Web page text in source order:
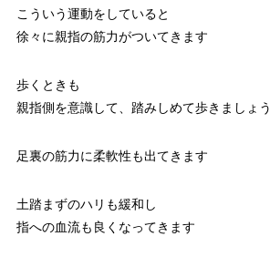
こういう運動をしていると
徐々に親指の筋力がついてきます
歩くときも
親指側を意識して、踏みしめて歩きましょう
足裏の筋力に柔軟性も出てきます
土踏まずのハリも緩和し
指への血流も良くなってきます